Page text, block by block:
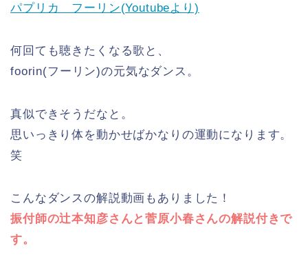
パプリカ フーリン(Youtubeより)
何回ても聴きたくなる歌と、
foorin(フーリン)の元気なダンス。
真似できそうだなと。
思いっきり体を動かせばかなりの運動になります。
笑
こんなダンスの解説動画もありました！
振付師の辻本知彦さんと菅原小春さんの解説付きで
す。